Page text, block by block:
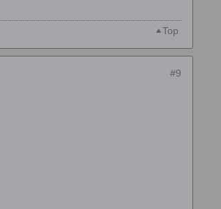
Top
#9